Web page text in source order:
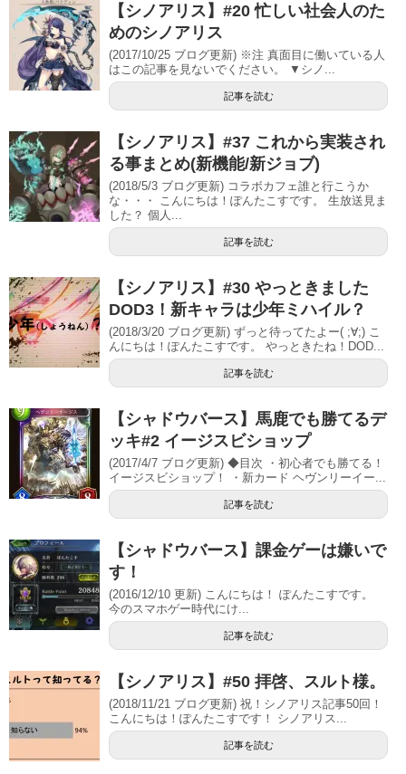
【シノアリス】#20 忙しい社会人のた
めのシノアリス
(2017/10/25 ブログ更新) ※注 真面目に働いている人
はこの記事を見ないでください。 ▼シノ...
記事を読む
【シノアリス】#37 これから実装され
る事まとめ(新機能/新ジョブ)
(2018/5/3 ブログ更新) コラボカフェ誰と行こうか
な・・・ こんにちは！ぽんたこすです。 生放送見ま
した？ 個人...
記事を読む
【シノアリス】#30 やっときました
DOD3！新キャラは少年ミハイル？
(2018/3/20 ブログ更新) ずっと待ってたよー( ;∀;) こ
んにちは！ぽんたこすです。 やっときたね！DOD...
記事を読む
【シャドウバース】馬鹿でも勝てるデ
ッキ#2 イージスビショップ
(2017/4/7 ブログ更新) ◆目次 ・初心者でも勝てる！
イージスビショップ！ ・新カード ヘヴンリーイー...
記事を読む
【シャドウバース】課金ゲーは嫌いで
す！
(2016/12/10 更新) こんにちは！ ぽんたこすです。
今のスマホゲー時代にけ...
記事を読む
【シノアリス】#50 拝啓、スルト様。
(2018/11/21 ブログ更新) 祝！シノアリス記事50回！
こんにちは！ぽんたこすです！ シノアリス...
記事を読む